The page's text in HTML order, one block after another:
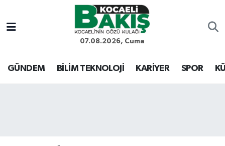
07.08.2026, Cuma
GÜNDEM BİLİM TEKNOLOJİ KARİYER SPOR
Kocaeli Nöbetçi Eczaneler
Kocaeli Hava Durumu